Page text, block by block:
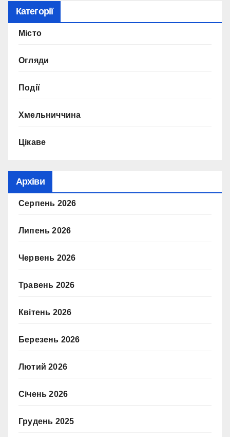
Категорії
Місто
Огляди
Події
Хмельниччина
Цікаве
Архіви
Серпень 2026
Липень 2026
Червень 2026
Травень 2026
Квітень 2026
Березень 2026
Лютий 2026
Січень 2026
Грудень 2025